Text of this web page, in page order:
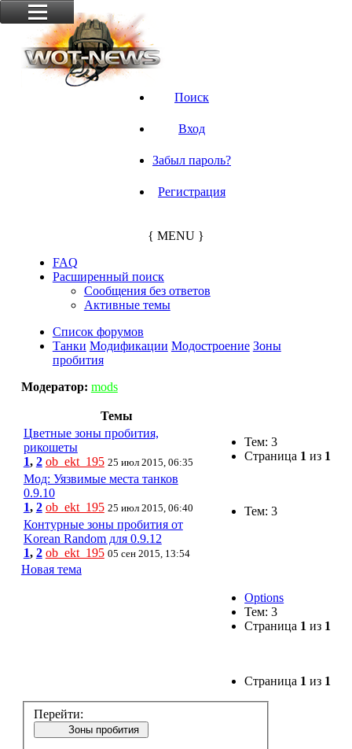
Поиск
Вход
Забыл пароль?
Регистрация
{ MENU }
FAQ
Расширенный поиск
Сообщения без ответов
Активные темы
Список форумов
Танки Модификации Модостроение Зоны
пробития
Модератор: mods
Тем: 3
Страница 1 из 1
Тем: 3
Темы
Цветные зоны пробития,
рикошеты
1, 2 ob_ekt_195 25 июл 2015, 06:35
Мод: Уязвимые места танков
0.9.10
1, 2 ob_ekt_195 25 июл 2015, 06:40
Контурные зоны пробития от
Korean Random для 0.9.12
1, 2 ob_ekt_195 05 сен 2015, 13:54
Новая тема
Options
Тем: 3
Страница 1 из 1
Страница 1 из 1
Перейти:
Зоны пробития